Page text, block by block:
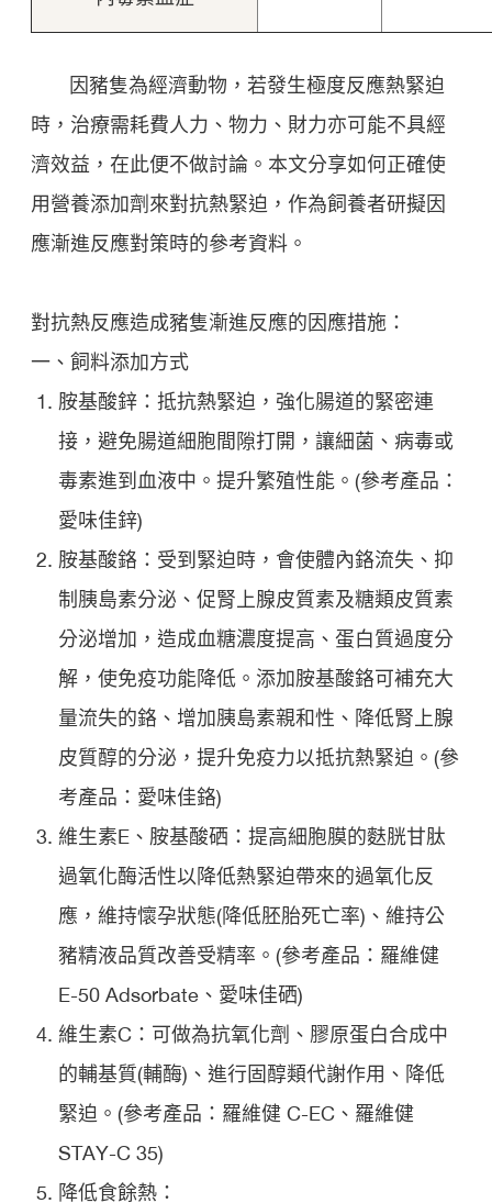
因豬隻為經濟動物，若發生極度反應熱緊迫
時，治療需耗費人力、物力、財力亦可能不具經
濟效益，在此便不做討論。本文分享如何正確使
用營養添加劑來對抗熱緊迫，作為飼養者研擬因
應漸進反應對策時的參考資料。
對抗熱反應造成豬隻漸進反應的因應措施：
一、飼料添加方式
胺基酸鋅：抵抗熱緊迫，強化腸道的緊密連
接，避免腸道細胞間隙打開，讓細菌、病毒或
毒素進到血液中。提升繁殖性能。(參考產品：
愛味佳鋅)
胺基酸鉻：受到緊迫時，會使體內鉻流失、抑
制胰島素分泌、促腎上腺皮質素及糖類皮質素
分泌增加，造成血糖濃度提高、蛋白質過度分
解，使免疫功能降低。添加胺基酸鉻可補充大
量流失的鉻、增加胰島素親和性、降低腎上腺
皮質醇的分泌，提升免疫力以抵抗熱緊迫。(參
考產品：愛味佳鉻)
維生素E、胺基酸硒：提高細胞膜的麩胱甘肽
過氧化酶活性以降低熱緊迫帶來的過氧化反
應，維持懷孕狀態(降低胚胎死亡率)、維持公
豬精液品質改善受精率。(參考產品：羅維健
E-50 Adsorbate、愛味佳硒)
維生素C：可做為抗氧化劑、膠原蛋白合成中
的輔基質(輔酶)、進行固醇類代謝作用、降低
緊迫。(參考產品：羅維健 C-EC、羅維健
STAY-C 35)
降低食餘熱：